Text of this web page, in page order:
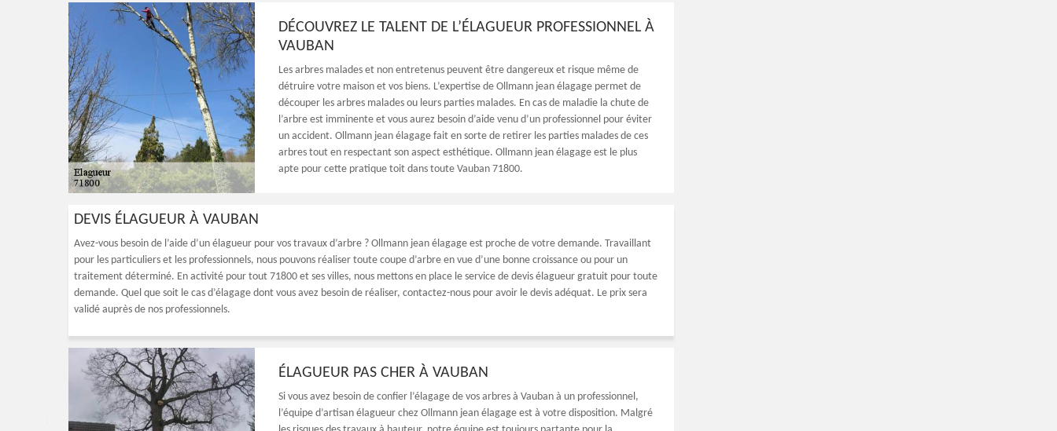
DÉCOUVREZ LE TALENT DE L’ÉLAGUEUR PROFESSIONNEL À
VAUBAN
Les arbres malades et non entretenus peuvent être dangereux et risque même de
détruire votre maison et vos biens. L’expertise de Ollmann jean élagage permet de
découper les arbres malades ou leurs parties malades. En cas de maladie la chute de
l’arbre est imminente et vous aurez besoin d’aide venu d’un professionnel pour éviter
un accident. Ollmann jean élagage fait en sorte de retirer les parties malades de ces
arbres tout en respectant son aspect esthétique. Ollmann jean élagage est le plus
apte pour cette pratique toit dans toute Vauban 71800.
DEVIS ÉLAGUEUR À VAUBAN
Avez-vous besoin de l’aide d’un élagueur pour vos travaux d’arbre ? Ollmann jean élagage est proche de votre demande. Travaillant
pour les particuliers et les professionnels, nous pouvons réaliser toute coupe d’arbre en vue d’une bonne croissance ou pour un
traitement déterminé. En activité pour tout 71800 et ses villes, nous mettons en place le service de devis élagueur gratuit pour toute
demande. Quel que soit le cas d’élagage dont vous avez besoin de réaliser, contactez-nous pour avoir le devis adéquat. Le prix sera
validé auprès de nos professionnels.
ÉLAGUEUR PAS CHER À VAUBAN
Si vous avez besoin de confier l’élagage de vos arbres à Vauban à un professionnel,
l’équipe d’artisan élagueur chez Ollmann jean élagage est à votre disposition. Malgré